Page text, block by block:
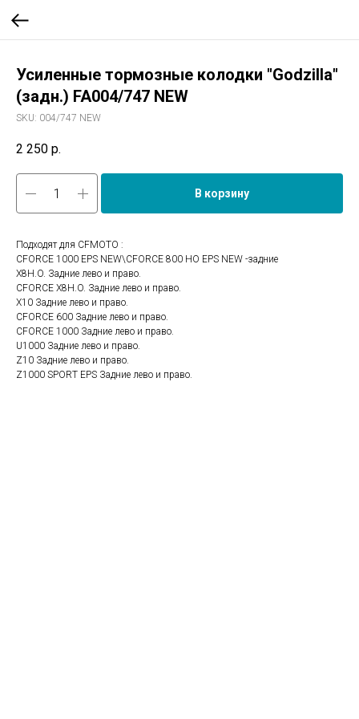
Усиленные тормозные колодки "Godzilla"
(задн.) FA004/747 NEW
SKU: 004/747 NEW
2 250 р.
В корзину
Подходят для CFMOTO :
CFORCE 1000 EPS NEW\CFORCE 800 HO EPS NEW -задние
X8H.O. Задние лево и право.
CFORCE X8H.O. Задние лево и право.
X10 Задние лево и право.
CFORCE 600 Задние лево и право.
CFORCE 1000 Задние лево и право.
U1000 Задние лево и право.
Z10 Задние лево и право.
Z1000 SPORT EPS Задние лево и право.